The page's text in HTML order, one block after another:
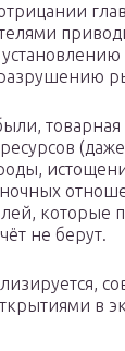
разрушению
товарная
которые
не берут.
в